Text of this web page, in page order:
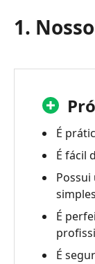
2.
que
o
iMyFone
Revisão
do
iMyFone
1.
É
É fácil
É
É